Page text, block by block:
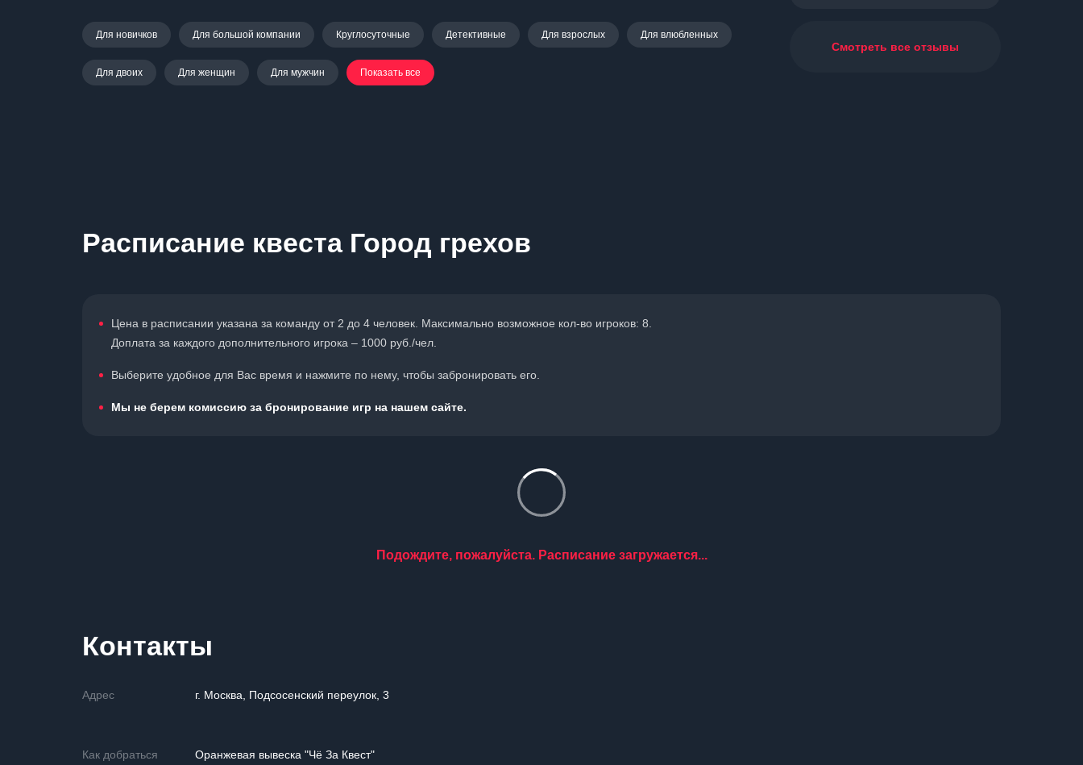
Для новичков Для большой компании Круглосуточные Детективные Для взрослых Для влюбленных
Для двоих Для женщин Для мужчин Показать все
Смотреть все отзывы
Расписание квеста Город грехов
Цена в расписании указана за команду от 2 до 4 человек. Максимально возможное кол-во игроков: 8.
Доплата за каждого дополнительного игрока – 1000 руб./чел.
Выберите удобное для Вас время и нажмите по нему, чтобы забронировать его.
Мы не берем комиссию за бронирование игр на нашем сайте.
Подождите, пожалуйста. Расписание загружается...
Контакты
Адрес г. Москва, Подсосенский переулок, 3
Как добраться Оранжевая вывеска "Чё За Квест"